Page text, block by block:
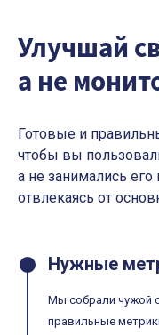
Улучшай
а не
Готовые и
чтобы вы
а не занимались
отвлекаясь от
Нужные
Мы собрали чужой
правильные